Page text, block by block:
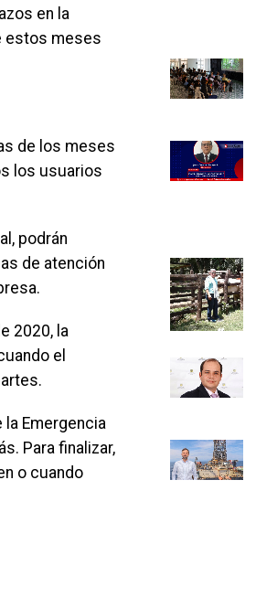
en la
estos meses
de los meses
los usuarios
podrán
de atención
2020, la
el
Emergencia
Para finalizar,
o cuando